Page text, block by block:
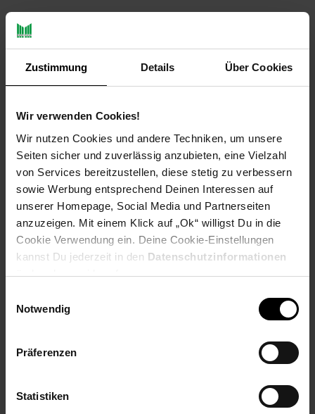
Zustimmung Details Über Cookies
Wir verwenden Cookies!
Wir nutzen Cookies und andere Techniken, um unsere
Seiten sicher und zuverlässig anzubieten, eine Vielzahl
von Services bereitzustellen, diese stetig zu verbessern
sowie Werbung entsprechend Deinen Interessen auf
unserer Homepage, Social Media und Partnerseiten
anzuzeigen. Mit einem Klick auf „Ok“ willigst Du in die
Cookie Verwendung ein. Deine Cookie-Einstellungen
kannst Du jederzeit in den Datenschutzinformationen
ändern bzw. widerrufen.
Notwendig
Präferenzen
Statistiken
Extra°Punkte:
0
Produktbeschreibung
Die Filterkaffeemaschine KA 9315 DUO in elegantem Schwarz
ermöglicht die gleichzeitige Zubereitung von zwei Kannen
köstlichen Kaffees mit je 8 Tassen. Mit zwei Thermoskannen,
einem 1,0 Liter Wassertank und einer Reihe praktischer
Ihren Kaffeegenuss.Der Schwenkfilter ermöglicht eine einfache
Befüllung von Kaffeepulver. Die Tropfstopp-Funktion verhindert
Abschaltautomatik gewährleistet Sicherheit und
Energieeffizienz. Die Kaffeemaschine verfügt über zwei Ein-
und Übersicht über den Betriebsstatus bieten. Mit einer
Leistung von jeweils ca. 1000 Watt pro Kanne erzeugt die